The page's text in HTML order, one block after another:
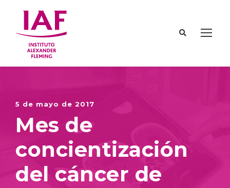
5 de mayo de 2017
Mes de
concientización
del cáncer de